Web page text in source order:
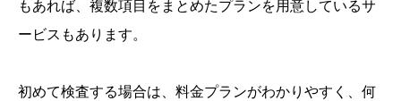
もあれば、複数項目をまとめたプランを用意しているサ
ービスもあります。
初めて検査する場合は、料金プランがわかりやすく、何